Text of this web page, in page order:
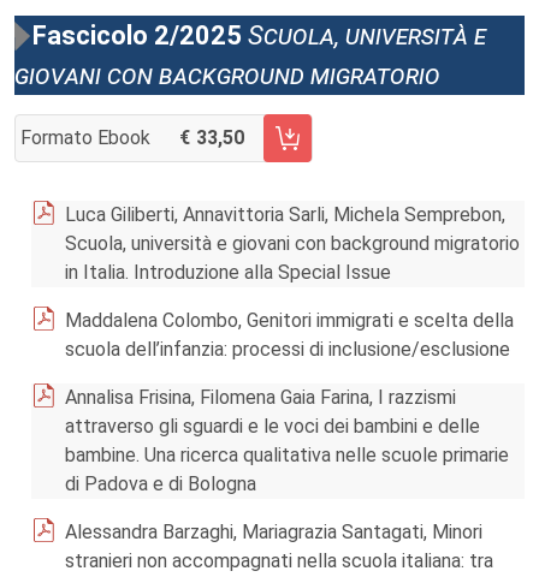
Fascicolo 2/2025 Scuola, università e
giovani con background migratorio
Formato Ebook 33,50
AGGIUNGI AL CARRELLO FASCICOLO 2/2025
Luca Giliberti, Annavittoria Sarli, Michela Semprebon,
Scuola, università e giovani con background migratorio
in Italia. Introduzione alla Special Issue
Maddalena Colombo, Genitori immigrati e scelta della
scuola dell’infanzia: processi di inclusione/esclusione
Annalisa Frisina, Filomena Gaia Farina, I razzismi
attraverso gli sguardi e le voci dei bambini e delle
bambine. Una ricerca qualitativa nelle scuole primarie
di Padova e di Bologna
Alessandra Barzaghi, Mariagrazia Santagati, Minori
stranieri non accompagnati nella scuola italiana: tra